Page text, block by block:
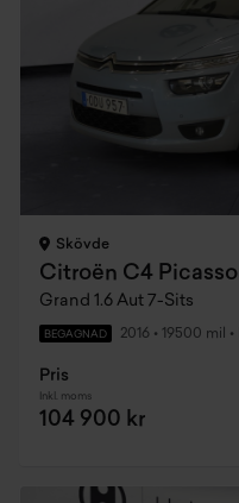
Skövde
Citroën C4 Picasso
Grand 1.6 Aut 7-Sits
BEGAGNAD 2016 • 19500 mil •
Pris
Inkl. moms
104 900 kr